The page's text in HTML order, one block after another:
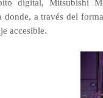
digital, Mitsubishi
donde, a través del
accesible.